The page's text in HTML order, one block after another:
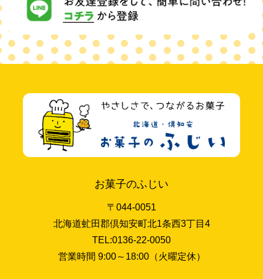
お菓子のふじい
〒044-0051
北海道虻田郡倶知安町北1条西3丁目4
TEL:0136-22-0050
営業時間 9:00～18:00（火曜定休）